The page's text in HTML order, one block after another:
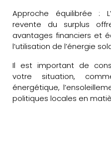
Approche équilibrée :
revente du surplus
avantages financiers et
l’utilisation de l’énergie
Il est important de
votre situation,
énergétique,
politiques locales en